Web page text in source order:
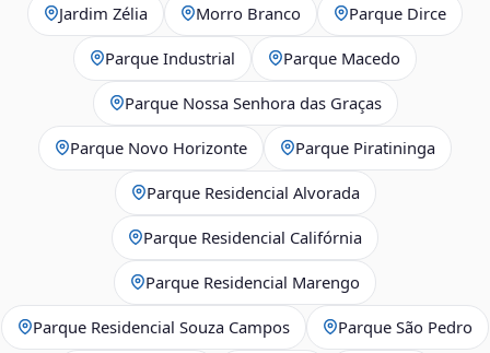
Jardim Zélia Morro Branco Parque Dirce
Parque Industrial Parque Macedo
Parque Nossa Senhora das Graças
Parque Novo Horizonte Parque Piratininga
Parque Residencial Alvorada
Parque Residencial Califórnia
Parque Residencial Marengo
Parque Residencial Souza Campos Parque São Pedro